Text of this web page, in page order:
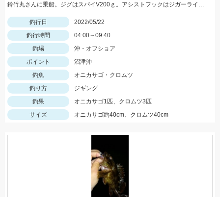
鈴竹丸さんに乗船。ジグはスパイV200ｇ。アシストフックはジガーライトシワリ2/0を使用。
釣行日
2022/05/22
釣行時間
04:00～09:40
釣場
沖・オフショア
ポイント
沼津沖
釣魚
オニカサゴ・クロムツ
釣り方
ジギング
釣果
オニカサゴ1匹、クロムツ3匹
サイズ
オニカサゴ約40cm、クロムツ40cm